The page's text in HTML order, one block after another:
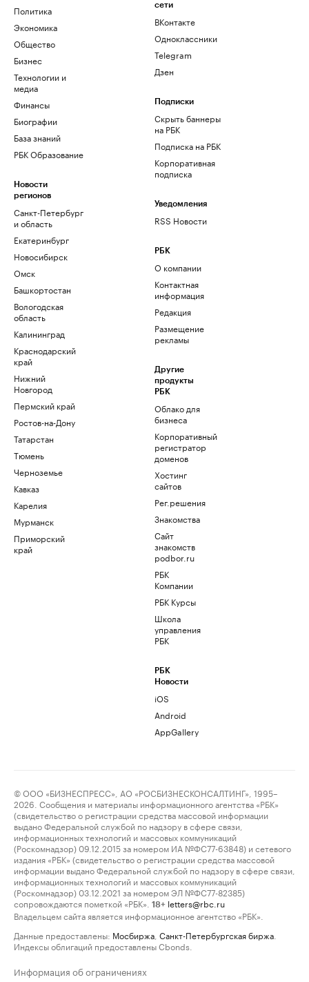
Политика
Экономика
Общество
Бизнес
Технологии и
медиа
Финансы
Биографии
База знаний
РБК Образование
Новости
регионов
Санкт-Петербург
и область
Екатеринбург
Новосибирск
Омск
Башкортостан
Вологодская
область
Калининград
Краснодарский
край
Нижний
Новгород
Пермский край
Ростов-на-Дону
Татарстан
Тюмень
Черноземье
Кавказ
Карелия
Мурманск
Приморский
край
сети
ВКонтакте
Одноклассники
Telegram
Дзен
Подписки
Скрыть баннеры
на РБК
Подписка на РБК
Корпоративная
подписка
Уведомления
RSS Новости
РБК
О компании
Контактная
информация
Редакция
Размещение
рекламы
Другие
продукты
РБК
Облако для
бизнеса
Корпоративный
регистратор
доменов
Хостинг
сайтов
Рег.решения
Знакомства
Сайт
знакомств
podbor.ru
РБК
Компании
РБК Курсы
Школа
управления
РБК
РБК
Новости
iOS
Android
AppGallery
© ООО «БИЗНЕСПРЕСС», АО «РОСБИЗНЕСКОНСАЛТИНГ», 1995–
2026. Сообщения и материалы информационного агентства «РБК»
(свидетельство о регистрации средства массовой информации
выдано Федеральной службой по надзору в сфере связи,
информационных технологий и массовых коммуникаций
(Роскомнадзор) 09.12.2015 за номером ИА №ФС77-63848) и сетевого
издания «РБК» (свидетельство о регистрации средства массовой
информации выдано Федеральной службой по надзору в сфере связи,
информационных технологий и массовых коммуникаций
(Роскомнадзор) 03.12.2021 за номером ЭЛ №ФС77-82385)
сопровождаются пометкой «РБК».
18+ letters@rbc.ru
Владельцем сайта является информационное агентство «РБК».
Данные предоставлены: Мосбиржа Санкт-Петербургская биржа
Индексы облигаций предоставлены Cbonds.
Информация об ограничениях